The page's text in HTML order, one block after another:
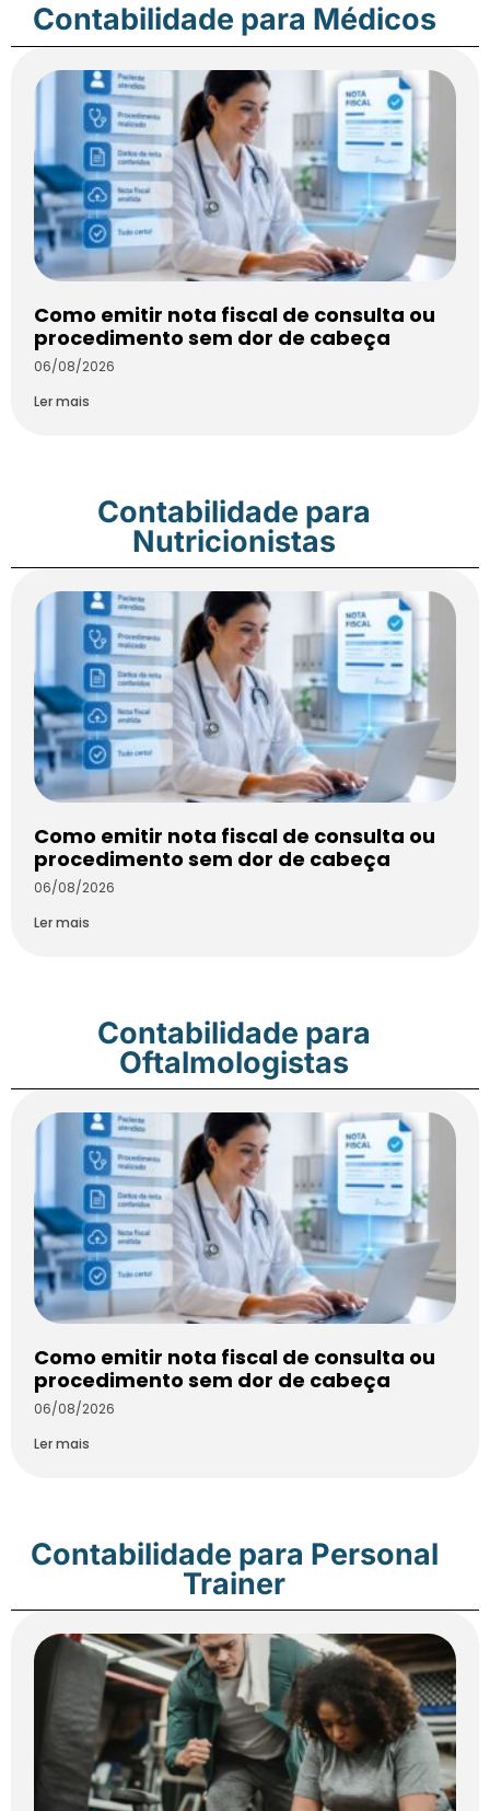
Contabilidade para Médicos
Como emitir nota fiscal de consulta ou
procedimento sem dor de cabeça
06/08/2026
Ler mais
Contabilidade para
Nutricionistas
Como emitir nota fiscal de consulta ou
procedimento sem dor de cabeça
06/08/2026
Ler mais
Contabilidade para
Oftalmologistas
Como emitir nota fiscal de consulta ou
procedimento sem dor de cabeça
06/08/2026
Ler mais
Contabilidade para Personal
Trainer